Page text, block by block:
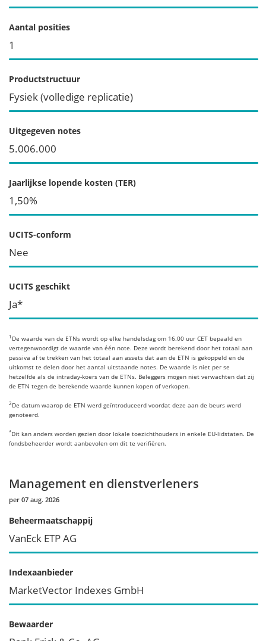
Aantal posities
1
Productstructuur
Fysiek (volledige replicatie)
Uitgegeven notes
5.006.000
Jaarlijkse lopende kosten (TER)
1,50%
UCITS-conform
Nee
UCITS geschikt
Ja*
1 De waarde van de ETNs wordt op elke handelsdag om 16.00 uur CET bepaald en
vertegenwoordigt de waarde van één note. Deze wordt berekend door het totaal aan
passiva af te trekken van het totaal aan assets dat aan de ETN is gekoppeld en de
uitkomst te delen door het aantal uitstaande notes. De waarde is niet per se
hetzelfde als de intraday-koers van de ETNs. Beleggers mogen niet verwachten dat zij
de ETN tegen de berekende waarde kunnen kopen of verkopen.
2 De datum waarop de ETN werd geïntroduceerd voordat deze aan de beurs werd
genoteerd.
*Dit kan anders worden gezien door lokale toezichthouders in enkele EU-lidstaten. De
fondsbeheerder wordt aanbevolen om dit te verifiëren.
Management en dienstverleners
per 07 aug. 2026
Beheermaatschappij
VanEck ETP AG
Indexaanbieder
MarketVector Indexes GmbH
Bewaarder